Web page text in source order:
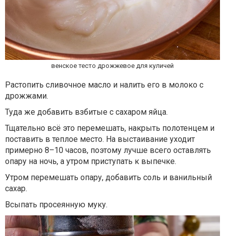
венское тесто дрожжевое для куличей
Растопить сливочное масло и налить его в молоко с
дрожжами.
Туда же добавить взбитые с сахаром яйца.
Тщательно всё это перемешать, накрыть полотенцем и
поставить в теплое место. На выстаивание уходит
примерно 8–10 часов, поэтому лучше всего оставлять
опару на ночь, а утром приступать к выпечке.
Утром перемешать опару, добавить соль и ванильный
сахар.
Всыпать просеянную муку.